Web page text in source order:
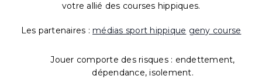
votre allié des courses hippiques.
Les partenaires : médias sport hippique geny course
Jouer comporte des risques : endettement,
dépendance, isolement.